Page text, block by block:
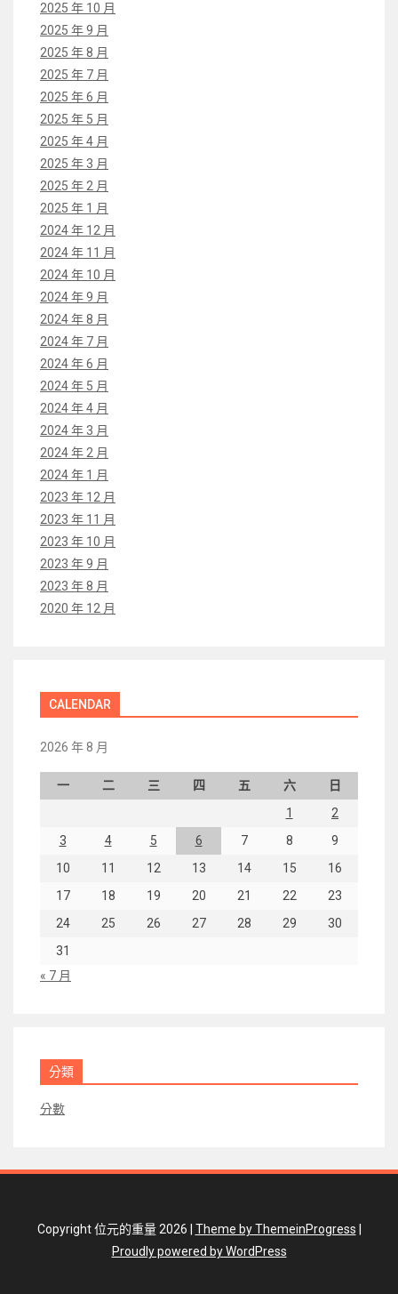
2025 年 10 月
2025 年 9 月
2025 年 8 月
2025 年 7 月
2025 年 6 月
2025 年 5 月
2025 年 4 月
2025 年 3 月
2025 年 2 月
2025 年 1 月
2024 年 12 月
2024 年 11 月
2024 年 10 月
2024 年 9 月
2024 年 8 月
2024 年 7 月
2024 年 6 月
2024 年 5 月
2024 年 4 月
2024 年 3 月
2024 年 2 月
2024 年 1 月
2023 年 12 月
2023 年 11 月
2023 年 10 月
2023 年 9 月
2023 年 8 月
2020 年 12 月
CALENDAR
2026 年 8 月
一 二 三 四 五 六
日
1
2
3
4 5 6 7 8
9
10
11 12 13 14 15
16
17
18 19 20 21 22
23
24
25 26 27 28 29
30
31
« 7 月
分類
分數
Copyright 位元的重量 2026 | Theme by ThemeinProgress
Proudly powered by WordPress